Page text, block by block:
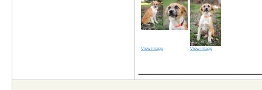
View image View image